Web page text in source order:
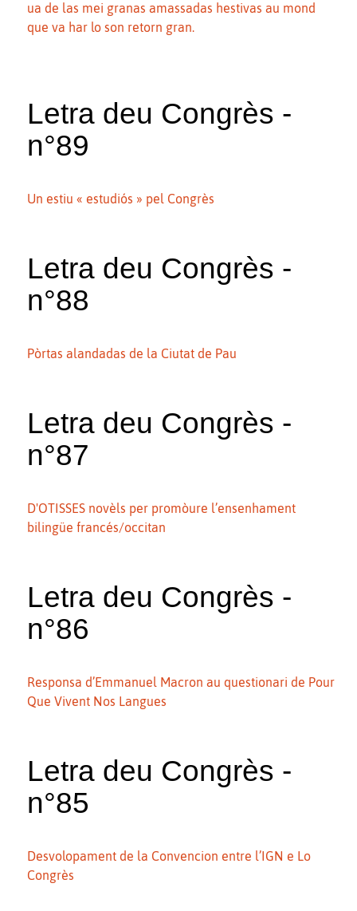
ua de las mei granas amassadas hestivas au mond
que va har lo son retorn gran.
Letra deu Congrès -
n°89
Un estiu « estudiós » pel Congrès
Letra deu Congrès -
n°88
Pòrtas alandadas de la Ciutat de Pau
Letra deu Congrès -
n°87
D'OTISSES novèls per promòure l’ensenhament
bilingüe francés/occitan
Letra deu Congrès -
n°86
Responsa d’Emmanuel Macron au questionari de Pour
Que Vivent Nos Langues
Letra deu Congrès -
n°85
Desvolopament de la Convencion entre l’IGN e Lo
Congrès